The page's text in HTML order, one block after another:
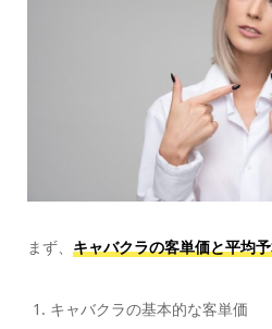
まず、 キャバクラの客単価と平均
キャバクラの基本的な客単価